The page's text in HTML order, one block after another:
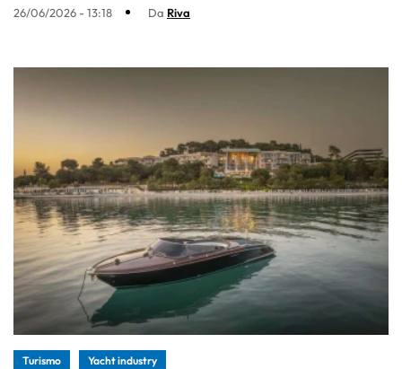
26/06/2026 - 13:18 Da Riva
Turismo Yacht industry